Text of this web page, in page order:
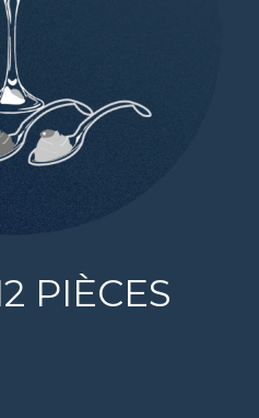
PIÈCES